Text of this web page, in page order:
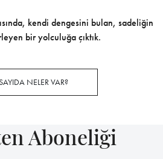
kendi dengesini bulan, sadeliğin
bir yolculuğa çıktık.
NELER VAR?
Aboneliği